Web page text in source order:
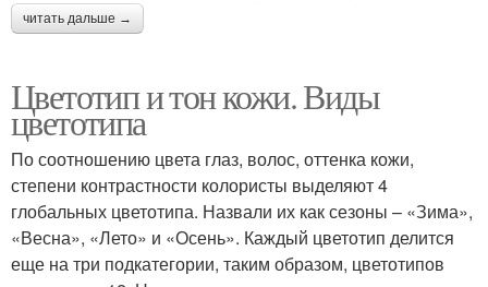
читать дальше →
Цветотип и тон кожи. Виды
цветотипа
По соотношению цвета глаз, волос, оттенка кожи,
степени контрастности колористы выделяют 4
глобальных цветотипа. Назвали их как сезоны – «Зима»,
«Весна», «Лето» и «Осень». Каждый цветотип делится
еще на три подкатегории, таким образом, цветотипов